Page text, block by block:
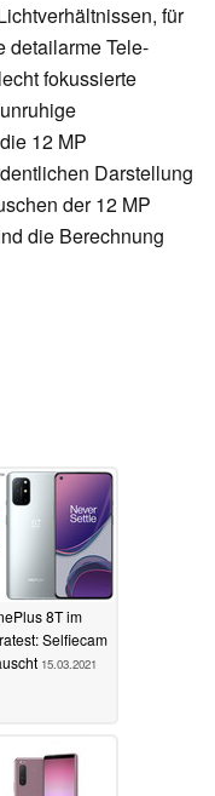
für
detailarme Tele-
fokussierte
12 MP
Darstellung
der 12 MP
die Berechnung
8T im
Selfiecam
15.03.2021